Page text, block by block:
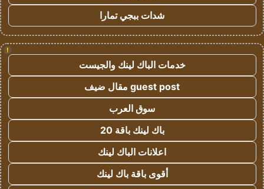
شدات ببجي تمارا
!
خدمات الباك لينك والجيست
guest post مقال ضيف
سوق العرب
باك لينك باقة 20
اعلانات الباك لينك
أقوى باقة باك لينك